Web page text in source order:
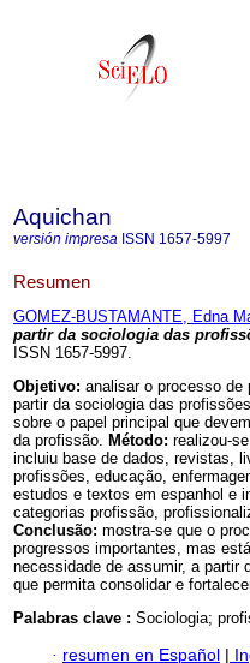
Aquichan
versión impresa ISSN 1657-5997
Resumen
GOMEZ-BUSTAMANTE, Edna
partir da sociologia das
ISSN 1657-5997.
Objetivo: analisar o processo de
partir da sociologia das
sobre o papel principal que
da profissão. Método: realizou-
incluiu base de dados, revistas,
profissões, educação,
estudos e textos em espanhol e
categorias profissão,
Conclusão: mostra-se que o
progressos importantes, mas
necessidade de assumir, a partir
que permita consolidar e
Palabras clave : Sociologia;
· resumen en Español |